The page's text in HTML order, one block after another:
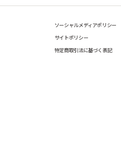
ソーシャルメディアポリシー
サイトポリシー
特定商取引法に基づく表記